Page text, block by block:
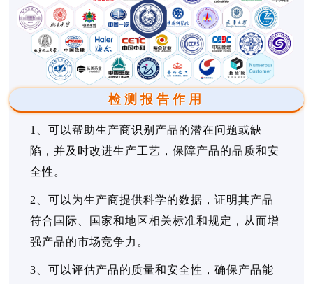
检测报告作用
1、可以帮助生产商识别产品的潜在问题或缺
陷，并及时改进生产工艺，保障产品的品质和安
全性。
2、可以为生产商提供科学的数据，证明其产品
符合国际、国家和地区相关标准和规定，从而增
强产品的市场竞争力。
3、可以评估产品的质量和安全性，确保产品能